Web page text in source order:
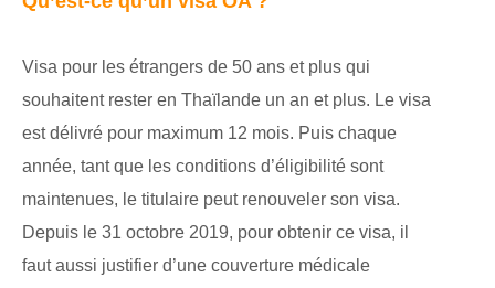
Visa pour les étrangers de 50 ans et plus qui
souhaitent rester en Thaïlande un an et plus. Le visa
est délivré pour maximum 12 mois. Puis chaque
année, tant que les conditions d’éligibilité sont
maintenues, le titulaire peut renouveler son visa.
Depuis le 31 octobre 2019, pour obtenir ce visa, il
faut aussi justifier d’une couverture médicale